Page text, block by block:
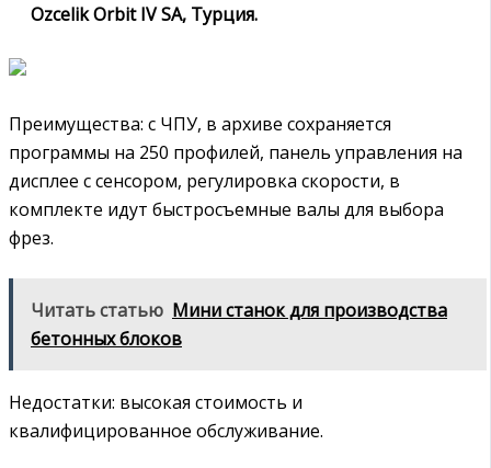
Ozcelik Orbit IV SA, Турция.
Преимущества: с ЧПУ, в архиве сохраняется
программы на 250 профилей, панель управления на
дисплее с сенсором, регулировка скорости, в
комплекте идут быстросъемные валы для выбора
фрез.
Читать статью Мини станок для производства
бетонных блоков
Недостатки: высокая стоимость и
квалифицированное обслуживание.